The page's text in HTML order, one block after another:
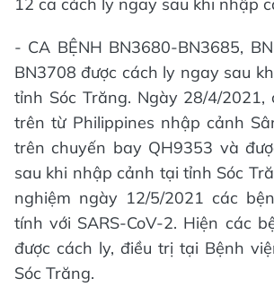
- CA BỆNH BN3680-BN3685,
BN3708 được cách ly ngay sau
tỉnh Sóc Trăng. Ngày 28/4/2021,
trên từ Philippines nhập cảnh
trên chuyến bay QH9353 và
sau khi nhập cảnh tại tỉnh Sóc
nghiệm ngày 12/5/2021 các
tính với SARS-CoV-2. Hiện các
được cách ly, điều trị tại Bệnh
Sóc Trăng.